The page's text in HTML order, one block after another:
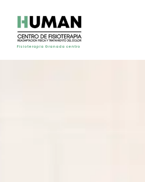
Fisioterapia Granada centro